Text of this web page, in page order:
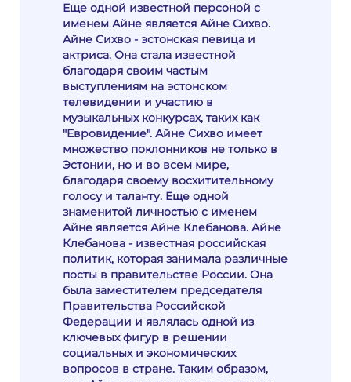
Еще одной известной персоной с
именем Айне является Айне Сихво.
Айне Сихво - эстонская певица и
актриса. Она стала известной
благодаря своим частым
выступлениям на эстонском
телевидении и участию в
музыкальных конкурсах, таких как
"Евровидение". Айне Сихво имеет
множество поклонников не только в
Эстонии, но и во всем мире,
благодаря своему восхитительному
голосу и таланту. Еще одной
знаменитой личностью с именем
Айне является Айне Клебанова. Айне
Клебанова - известная российская
политик, которая занимала различные
посты в правительстве России. Она
была заместителем председателя
Правительства Российской
Федерации и являлась одной из
ключевых фигур в решении
социальных и экономических
вопросов в стране. Таким образом,